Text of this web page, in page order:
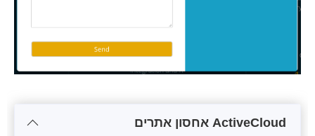
ActiveCloud אחסון אתרים